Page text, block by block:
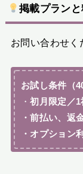
掲載プラン
お問い合わせく
お試し条件（
・初月限定／
・前払い、返
・オプション